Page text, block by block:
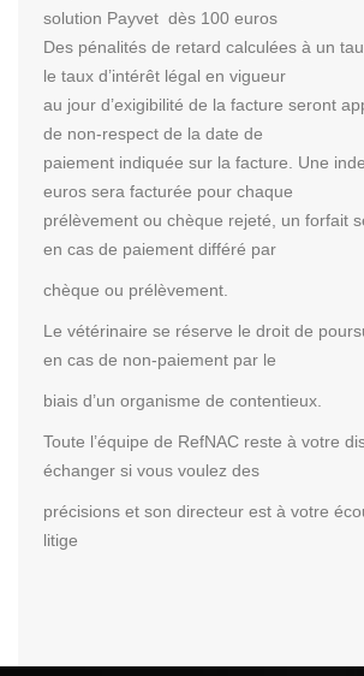
solution Payvet dès 100 euros
Des pénalités de retard calculées à un
le taux d’intérêt légal en vigueur
au jour d’exigibilité de la facture seront
de non-respect de la date de
paiement indiquée sur la facture. Une
euros sera facturée pour chaque
prélèvement ou chèque rejeté, un forfait
en cas de paiement différé par
chèque ou prélèvement.
Le vétérinaire se réserve le droit de
en cas de non-paiement par le
biais d’un organisme de contentieux.
Toute l’équipe de RefNAC reste à votre
échanger si vous voulez des
précisions et son directeur est à votre
litige